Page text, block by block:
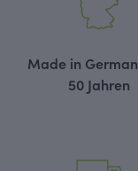
Made in
50 Jahren